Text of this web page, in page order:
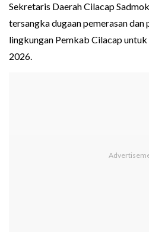
Sekretaris Daerah Cilacap
tersangka dugaan pemerasan dan
lingkungan Pemkab Cilacap
2026.